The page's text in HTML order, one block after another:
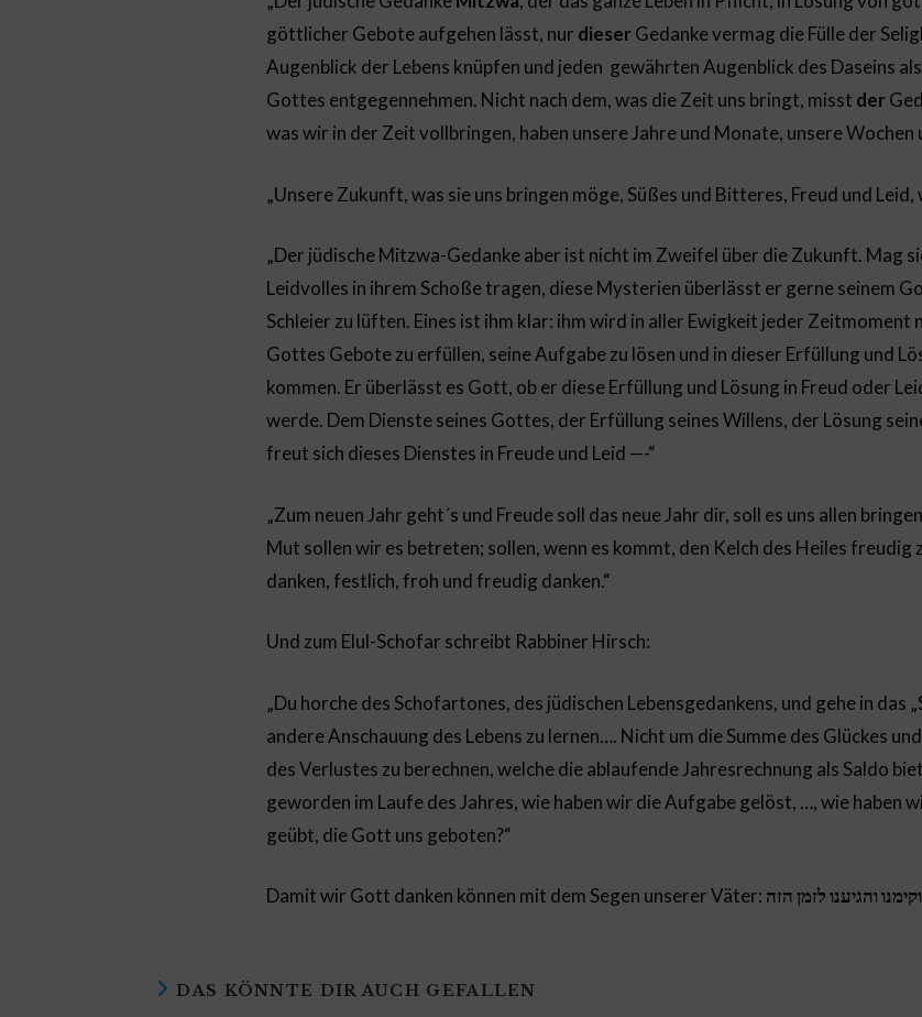
göttlicher Gebote aufgehen lässt, nur dieserGedanke vermag die Fülle der
Augenblick der Lebens knüpfen und jeden gewährten Augenblick des Daseins
Gottes entgegennehmen. Nicht nach dem, was die Zeit uns bringt, misst der
was wir in der Zeit vollbringen, haben unsere Jahre und Monate, unsere Wochen
„Unsere Zukunft, was sie uns bringen möge, Süßes und Bitteres, Freud und Leid,
„Der jüdische Mitzwa-Gedanke aber ist nicht im Zweifel über die Zukunft. Mag
Leidvolles in ihrem Schoße tragen, diese Mysterien überlässt er gerne seinem
Schleier zu lüften. Eines ist ihm klar: ihm wird in aller Ewigkeit jeder Zeitmoment
Gottes Gebote zu erfüllen, seine Aufgabe zu lösen und in dieser Erfüllung und
kommen. Er überlässt es Gott, ob er diese Erfüllung und Lösung in Freud oder
werde. Dem Dienste seines Gottes, der Erfüllung seines Willens, der Lösung
freut sich dieses Dienstes in Freude und Leid —-“
„Zum neuen Jahr geht´s und Freude soll das neue Jahr dir, soll es uns allen
Mut sollen wir es betreten; sollen, wenn es kommt, den Kelch des Heiles freudig
danken, festlich, froh und freudig danken.“
Und zum Elul-Schofar schreibt Rabbiner Hirsch:
„Du horche des Schofartones, des jüdischen Lebensgedankens, und gehe in das
andere Anschauung des Lebens zu lernen…. Nicht um die Summe des Glückes
des Verlustes zu berechnen, welche die ablaufende Jahresrechnung als Saldo
geworden im Laufe des Jahres, wie haben wir die Aufgabe gelöst, …, wie
geübt, die Gott uns geboten?“
Damit wir Gott danken können mit dem Segen unserer Väter: והגיענו לזמן הזה
DAS KÖNNTE DIR AUCH GEFALLEN